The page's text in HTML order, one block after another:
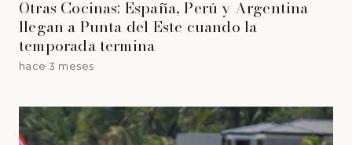
Otras Cocinas: España, Perú y Argentina
llegan a Punta del Este cuando la
temporada termina
hace 3 meses